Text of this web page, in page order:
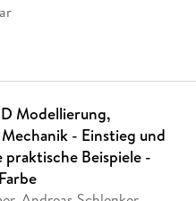
Modellierung,
- Einstieg und
praktische Beispiele -